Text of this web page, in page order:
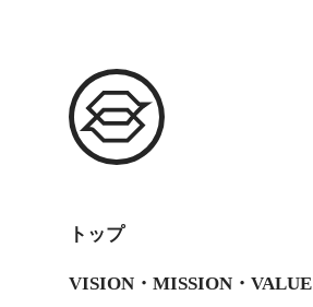
トップ
VISION・MISSION・VALUE